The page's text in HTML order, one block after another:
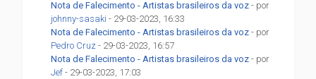
Nota de Falecimento - Artistas brasileiros da voz - por
johnny-sasaki - 29-03-2023, 16:33
Nota de Falecimento - Artistas brasileiros da voz - por
Pedro Cruz - 29-03-2023, 16:57
Nota de Falecimento - Artistas brasileiros da voz - por
Jef - 29-03-2023, 17:03